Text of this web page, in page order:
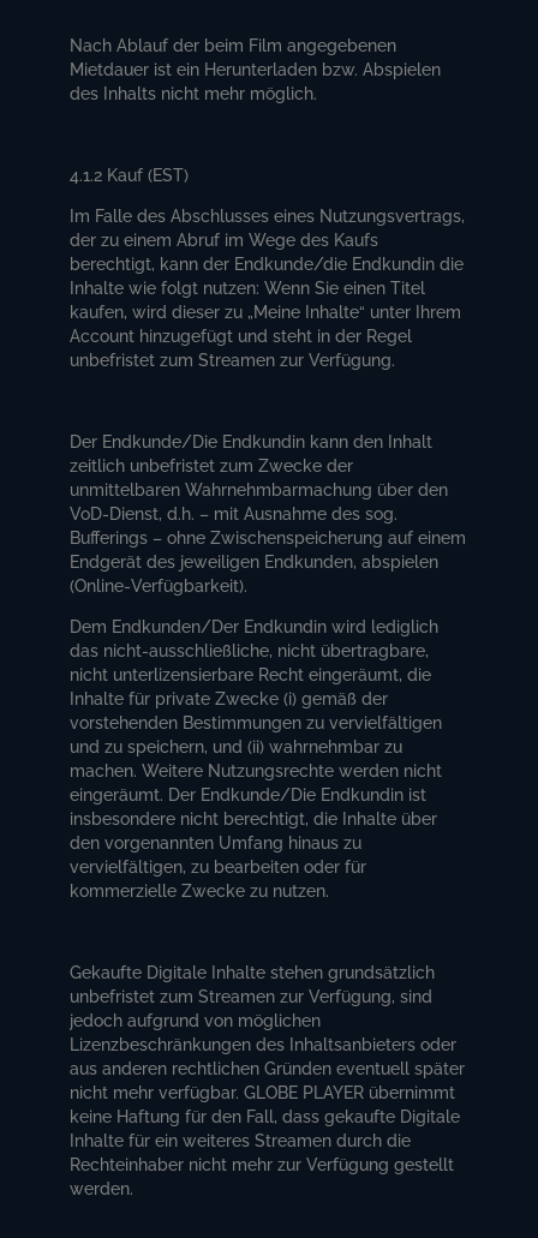
Nach Ablauf der beim Film angegebenen
Mietdauer ist ein Herunterladen bzw. Abspielen
des Inhalts nicht mehr möglich.
4.1.2 Kauf (EST)
Im Falle des Abschlusses eines Nutzungsvertrags,
der zu einem Abruf im Wege des Kaufs
berechtigt, kann der Endkunde/die Endkundin die
Inhalte wie folgt nutzen: Wenn Sie einen Titel
kaufen, wird dieser zu „Meine Inhalte“ unter Ihrem
Account hinzugefügt und steht in der Regel
unbefristet zum Streamen zur Verfügung.
Der Endkunde/Die Endkundin kann den Inhalt
zeitlich unbefristet zum Zwecke der
unmittelbaren Wahrnehmbarmachung über den
VoD-Dienst, d.h. – mit Ausnahme des sog.
Bufferings – ohne Zwischenspeicherung auf einem
Endgerät des jeweiligen Endkunden, abspielen
(Online-Verfügbarkeit).
Dem Endkunden/Der Endkundin wird lediglich
das nicht-ausschließliche, nicht übertragbare,
nicht unterlizensierbare Recht eingeräumt, die
Inhalte für private Zwecke (i) gemäß der
vorstehenden Bestimmungen zu vervielfältigen
und zu speichern, und (ii) wahrnehmbar zu
machen. Weitere Nutzungsrechte werden nicht
eingeräumt. Der Endkunde/Die Endkundin ist
insbesondere nicht berechtigt, die Inhalte über
den vorgenannten Umfang hinaus zu
vervielfältigen, zu bearbeiten oder für
kommerzielle Zwecke zu nutzen.
Gekaufte Digitale Inhalte stehen grundsätzlich
unbefristet zum Streamen zur Verfügung, sind
jedoch aufgrund von möglichen
Lizenzbeschränkungen des Inhaltsanbieters oder
aus anderen rechtlichen Gründen eventuell später
nicht mehr verfügbar. GLOBE PLAYER übernimmt
keine Haftung für den Fall, dass gekaufte Digitale
Inhalte für ein weiteres Streamen durch die
Rechteinhaber nicht mehr zur Verfügung gestellt
werden.